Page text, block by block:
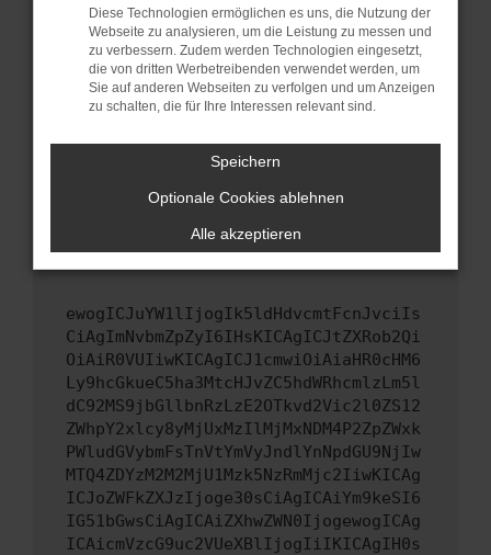
sind.
Veraltete Software birgt nicht nur ein
Sicherheitsrisiko, sondern kann auch dazu
führen, dass bestimmte Funktionen nicht mehr
unterstützt werden.
Wende dich an den Webseitenbetreiber.
Wenn du alle oben genannten Schritte versucht
hast, kontaktiere uns bitte. Wir werden
versuchen, das Problem zu beheben. Du kannst
uns diesen Text schicken, um uns bei der
ewogICJuYW1lIjogIk5ldHdvcmtFcnJvciIs
CiAgImNvbmZpZyI6IHsKICAgICJtZXRob2Qi
OiAiR0VUIiwKICAgICJ1cmwiOiAiaHR0cHM6
Ly9hcGkueC5ha3MtcHJvZC5hdWRhcmlzLm5l
dC92MS9jbGllbnRzLzE2OTkvd2Vic2l0ZS12
ZWhpY2xlcy8yMjUxMzIlMjMxNDM4P2ZpZWxk
PWludGVybmFsTnVtYmVyJndlYnNpdGU9NjIw
MTQ4ZDYzM2M2MjU1Mzk5NzRmMjc2IiwKICAg
ICJoZWFkZXJzIjoge30sCiAgICAiYm9keSI6
IG51bGwsCiAgICAiZXhwZWN0IjogewogICAg
ICAicmVzcG9uc2VUeXBlIjogIiIKICAgIH0s
Diese Technologien ermöglichen es uns, die Nutzung der
Webseite zu analysieren, um die Leistung zu messen und
zu verbessern. Zudem werden Technologien eingesetzt,
die von dritten Werbetreibenden verwendet werden, um
Sie auf anderen Webseiten zu verfolgen und um Anzeigen
zu schalten, die für Ihre Interessen relevant sind.
Speichern
Optionale Cookies ablehnen
Alle akzeptieren